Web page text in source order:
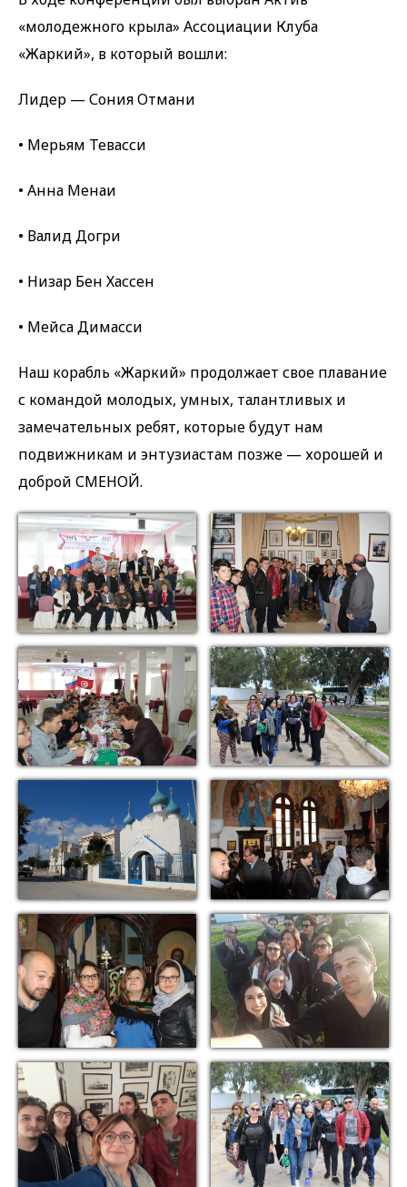
«молодежного крыла» Ассоциации Клуба
«Жаркий», в который вошли:
Лидер — Сония Отмани
• Мерьям Тевасси
• Анна Менаи
• Валид Догри
• Низар Бен Хассен
• Мейса Димасси
Наш корабль «Жаркий» продолжает свое плавание
с командой молодых, умных, талантливых и
замечательных ребят, которые будут нам
подвижникам и энтузиастам позже — хорошей и
доброй СМЕНОЙ.